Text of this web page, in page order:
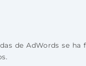
de AdWords se